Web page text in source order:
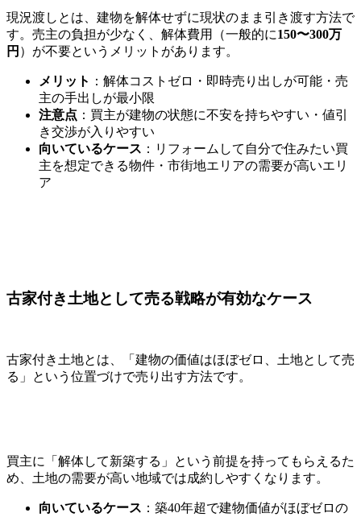
現況渡しとは、建物を解体せずに現状のまま引き渡す方法で
す。売主の負担が少なく、解体費用（一般的に150〜300万
円 ）が不要というメリットがあります。
メリット ：解体コストゼロ・即時売り出しが可能・売
主の手出しが最小限
注意点 ：買主が建物の状態に不安を持ちやすい・値引
き交渉が入りやすい
向いているケース ：リフォームして自分で住みたい買
主を想定できる物件・市街地エリアの需要が高いエリ
ア
古家付き土地として売る戦略が有効なケース
古家付き土地とは、「建物の価値はほぼゼロ、土地として売
る」という位置づけで売り出す方法です。
買主に「解体して新築する」という前提を持ってもらえるた
め、土地の需要が高い地域では成約しやすくなります。
向いているケース ：築40年超で建物価値がほぼゼロの